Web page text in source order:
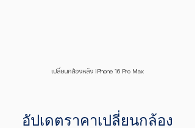
เปลี่ยนกล้องหลัง iPhone 16 Pro Max
อัปเดตราคาเปลี่ยนกล้อง